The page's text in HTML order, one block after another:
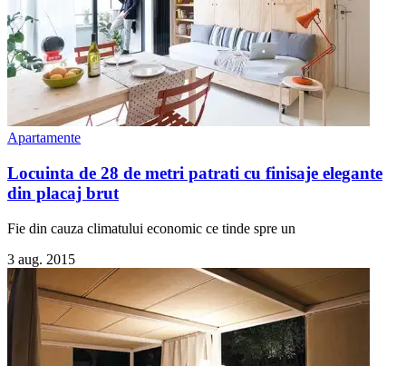
Apartamente
Locuinta de 28 de metri patrati cu finisaje elegante
din placaj brut
Fie din cauza climatului economic ce tinde spre un
3 aug. 2015